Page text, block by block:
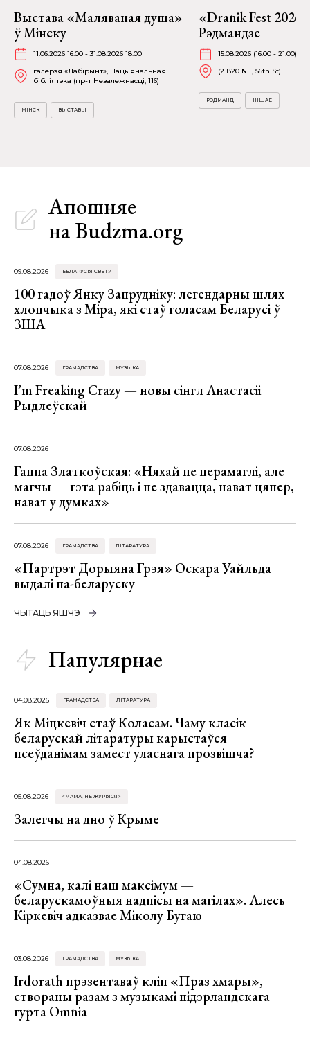
Выстава «Маляваная душа»
ў Мінску
11.06.2026 16:00 - 31.08.2026 18:00
галерэя «Лабірынт», Нацыянальная
бібліятэка (пр-т Незалежнасці, 116)
МІНСК ВЫСТАВЫ
«Dranik Fest
Рэдмандзе
15.08.2026 (16:00 - 21:00)
(21820 NE, 56th St)
РЭДМАНД ІНШАЕ
Апошняе
на Budzma.org
09.08.2026 БЕЛАРУСЫ СВЕТУ
100 гадоў Янку Запрудніку: легендарны шлях
хлопчыка з Міра, які стаў голасам Беларусі ў
ЗША
07.08.2026 ГРАМАДСТВА МУЗЫКА
I’m Freaking Crazy — новы сінгл Анастасіі
Рыдлеўскай
07.08.2026
Ганна Златкоўская: «Няхай не перамаглі, але
магчы — гэта рабіць і не здавацца, нават цяпер,
нават у думках»
07.08.2026 ГРАМАДСТВА ЛІТАРАТУРА
«Партрэт Дорыяна Грэя» Оскара Уайльда
выдалі па-беларуску
ЧЫТАЦЬ ЯШЧЭ
Папулярнае
04.08.2026 ГРАМАДСТВА ЛІТАРАТУРА
Як Міцкевіч стаў Коласам. Чаму класік
беларускай літаратуры карыстаўся
псеўданімам замест уласнага прозвішча?
05.08.2026 «МАМА, НЕ ЖУРЫСЯ!»
Залегчы на дно ў Крыме
04.08.2026
«Сумна, калі наш максімум —
беларускамоўныя надпісы на магілах». Алесь
Кіркевіч адказвае Міколу Бугаю
03.08.2026 ГРАМАДСТВА МУЗЫКА
Irdorath прэзентаваў кліп «Праз хмары»,
створаны разам з музыкамі нідэрландскага
гурта Omnia